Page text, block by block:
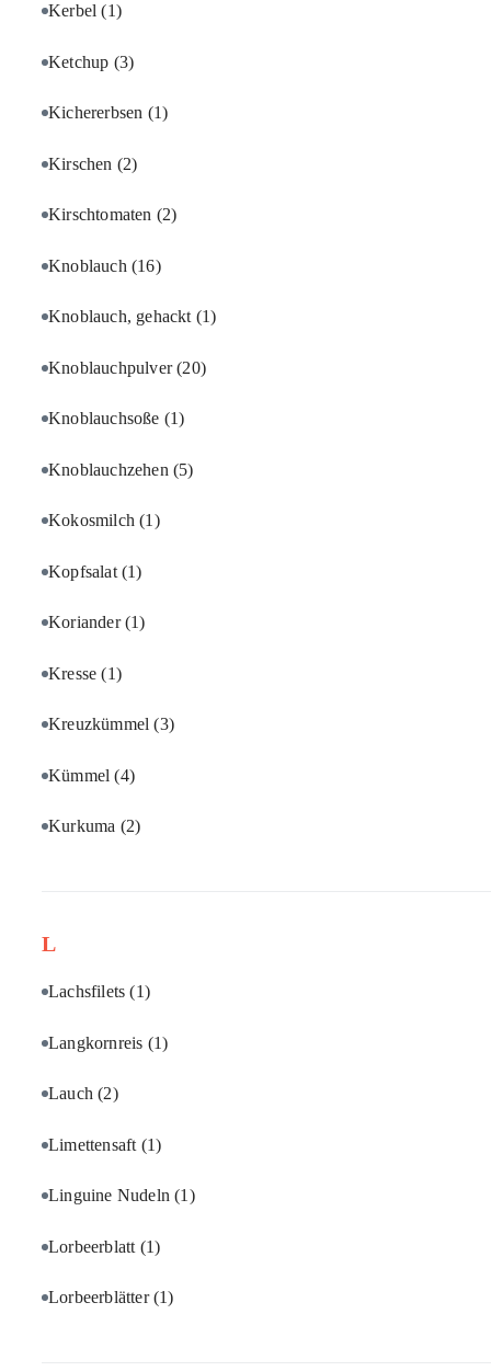
Kerbel(1)
Ketchup (3)
Kichererbsen (1)
Kirschen (2)
Kirschtomaten (2)
Knoblauch (16)
Knoblauch, gehackt (1)
Knoblauchpulver(20)
Knoblauchsoße (1)
Knoblauchzehen (5)
Kokosmilch(1)
Kopfsalat (1)
Koriander(1)
Kresse(1)
Kreuzkümmel(3)
Kümmel(4)
Kurkuma (2)
L
Lachsfilets(1)
Langkornreis (1)
Lauch(2)
Limettensaft (1)
Linguine Nudeln(1)
Lorbeerblatt (1)
Lorbeerblätter(1)